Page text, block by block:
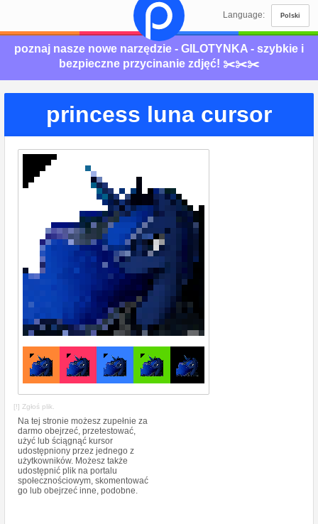
Language: Polski
poznaj nasze nowe narzędzie - GILOTYNKA - szybkie i
bezpieczne przycinanie zdjęć! ✂️✂️✂️
princess luna cursor
[!] Zgłoś plik.
Na tej stronie możesz zupełnie za
darmo obejrzeć, przetestować,
użyć lub ściągnąć kursor
udostępniony przez jednego z
użytkowników. Możesz także
udostępnić plik na portalu
społecznościowym, skomentować
go lub obejrzeć inne, podobne.